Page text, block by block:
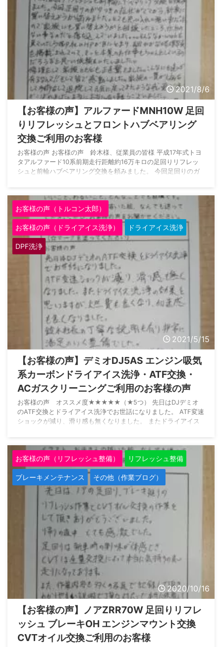
2021/8/6
【お客様の声】アルファードMNH10W 足回
りリフレッシュとフロントハブベアリング
交換ご利用のお客様
お客様の声 お客様の声 鈴木様、従業員の皆様 平成17年式トヨ
タアルファード10系前期走行距離約16万キロの足回りリフレッ
シュと前輪ハブベアリング交換を頼みました。 今回足回りのガ
談したところ、仕方のない事なのだと落ち込んでいました。。。
そんななかwebをみていたら御社のHPが目にとまり、細かな修
理写真を掲載されていて、きっと本業のお仕事もちゃんとしてい
るのだろうなと思い依頼をいたしました ...
お客様の声（トルコン太郎）
お客様の声（ドライアイス洗浄） ドライアイス洗浄
DPF洗浄
2021/5/15
【お客様の声】デミオDJ5AS エンジン吸気
系カーボンドライアイス洗浄・ATF交換・
ACガスクリーニングご利用のお客様の声
お客様の声 オススメ度★★★★★（★5つ） 先日はDJデミオ
のATF交換とドライアイス洗浄でお世話になりました。 ATF変速
ショックが減り、滑り感も無くなりました。 またドライアイス
た。 また何かありましたら他の整備もお願いしたいと思いま
す。 本当にありがとうございました。 （久喜市在住 安藤様よ
り） この度のご入庫とアンケートのご協力ありがとうございま
した。 エンジン・ATともにリフレッシ ...
お客様の声（リフレッシュ整備） リフレッシュ整備
ブレーキメンテナンス その他（作業ブログ）
2020/10/16
【お客様の声】ノアZRR70W 足回りリフレ
ッシュ ブレーキOH エンジンマウント交換
CVTオイル交換ご利用のお客様